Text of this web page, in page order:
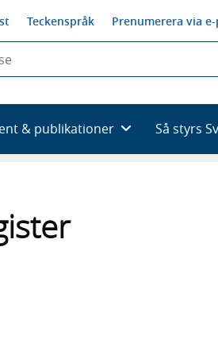
Teckenspråk Prenumerera via
& publikationer Så styrs